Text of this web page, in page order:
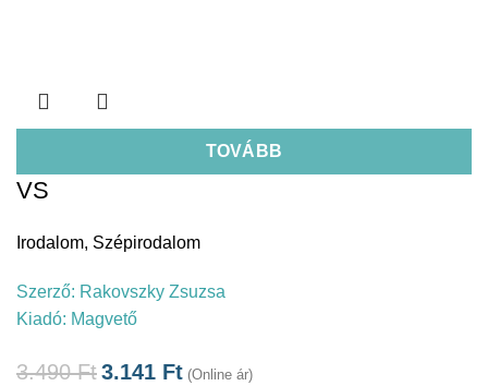
TOVÁBB
VS
Irodalom, Szépirodalom
Szerző: Rakovszky Zsuzsa
Kiadó: Magvető
3.490Ft3.141 Ft (Online ár)